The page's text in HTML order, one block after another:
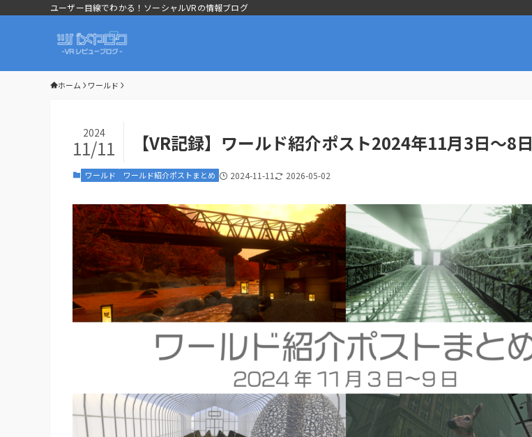
ユーザー目線でわかる！ソーシャルVRの情報ブログ
ホーム ワールド
【VR記録】ワールド紹介ポスト2024年11月3日〜8日
2024
11/11
ワールド ワールド紹介ポストまとめ 2024-11-11 2026-05-02